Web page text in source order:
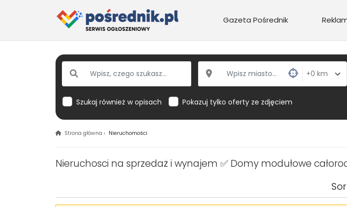
Gazeta Pośrednik
Szukaj również w opisach Pokazuj tylko oferty ze zdjęciem
Strona główna › Nieruchomości
Nieruchosci na sprzedaż i wynajem ✅ Domy modułowe